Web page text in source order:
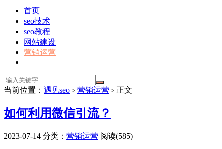
首页
seo技术
seo教程
网站建设
营销运营
当前位置： 遇见seo > 营销运营 > 正文
如何利用微信引流？
2023-07-14 分类： 营销运营 阅读(585)